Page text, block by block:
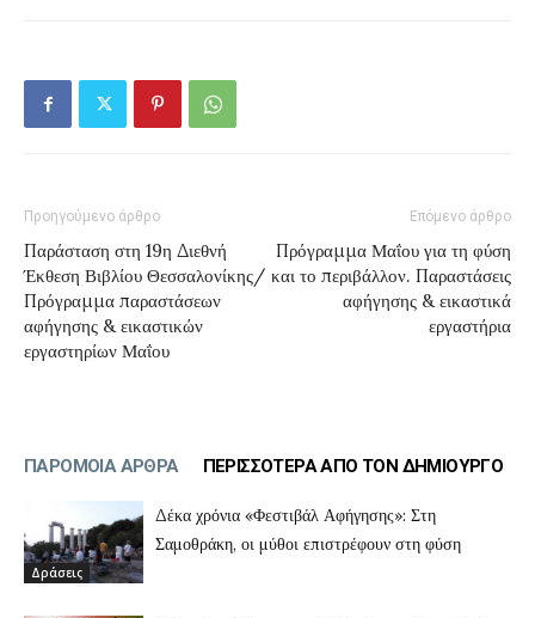
Προηγούμενο άρθρο
Παράσταση στη 19η Διεθνή
Έκθεση Βιβλίου Θεσσαλονίκης/
Πρόγραμμα παραστάσεων
αφήγησης & εικαστικών
εργαστηρίων Μαΐου
Επόμενο άρθρο
Πρόγραμμα Μαΐου για τη φύση
και το περιβάλλον. Παραστάσεις
αφήγησης & εικαστικά
εργαστήρια
ΠΑΡΟΜΟΙΑ ΑΡΘΡΑ ΠΕΡΙΣΣΟΤΕΡΑ ΑΠΟ ΤΟΝ ΔΗΜΙΟΥΡΓΟ
Δράσεις
Δέκα χρόνια «Φεστιβάλ Αφήγησης»: Στη
Σαμοθράκη, οι μύθοι επιστρέφουν στη φύση